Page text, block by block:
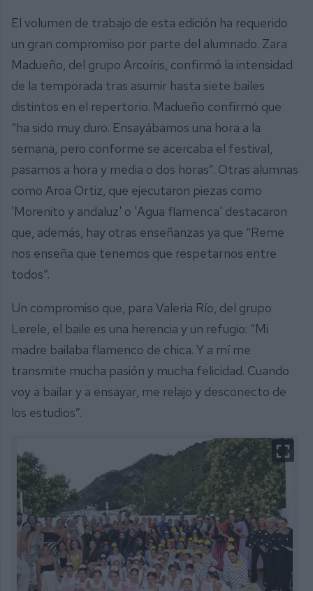
El volumen de trabajo de esta edición ha requerido
un gran compromiso por parte del alumnado. Zara
Madueño, del grupo Arcoíris, confirmó la intensidad
de la temporada tras asumir hasta siete bailes
distintos en el repertorio. Madueño confirmó que
“ha sido muy duro. Ensayábamos una hora a la
semana, pero conforme se acercaba el festival,
pasamos a hora y media o dos horas”. Otras alumnas
como Aroa Ortiz, que ejecutaron piezas como
'Morenito y andaluz' o 'Agua flamenca' destacaron
que, además, hay otras enseñanzas ya que “Reme
nos enseña que tenemos que respetarnos entre
todos”.
Un compromiso que, para Valeria Río, del grupo
Lerele, el baile es una herencia y un refugio: “Mi
madre bailaba flamenco de chica. Y a mí me
transmite mucha pasión y mucha felicidad. Cuando
voy a bailar y a ensayar, me relajo y desconecto de
los estudios”.